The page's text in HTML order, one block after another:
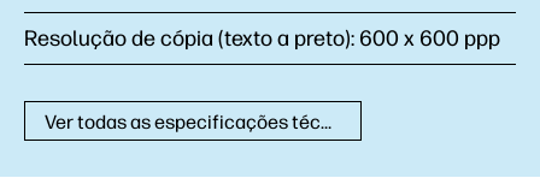
Resolução de cópia (texto a preto): 600 x 600 ppp
Ver todas as especificações técnicas